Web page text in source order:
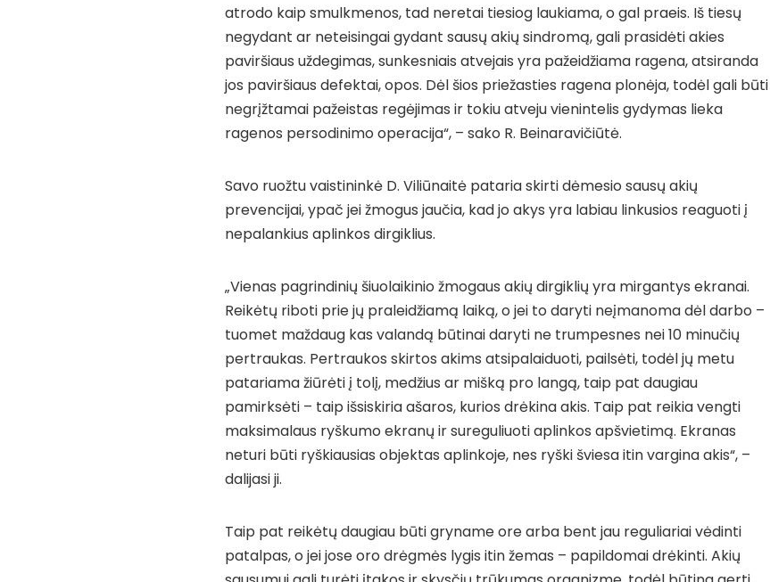
atrodo kaip smulkmenos, tad neretai tiesiog laukiama, o gal praeis. Iš tiesų
negydant ar neteisingai gydant sausų akių sindromą, gali prasidėti akies
paviršiaus uždegimas, sunkesniais atvejais yra pažeidžiama ragena, atsiranda
jos paviršiaus defektai, opos. Dėl šios priežasties ragena plonėja, todėl gali būti
negrįžtamai pažeistas regėjimas ir tokiu atveju vienintelis gydymas lieka
ragenos persodinimo operacija“, – sako R. Beinaravičiūtė.
Savo ruožtu vaistininkė D. Viliūnaitė pataria skirti dėmesio sausų akių
prevencijai, ypač jei žmogus jaučia, kad jo akys yra labiau linkusios reaguoti į
nepalankius aplinkos dirgiklius.
„Vienas pagrindinių šiuolaikinio žmogaus akių dirgiklių yra mirgantys ekranai.
Reikėtų riboti prie jų praleidžiamą laiką, o jei to daryti neįmanoma dėl darbo –
tuomet maždaug kas valandą būtinai daryti ne trumpesnes nei 10 minučių
pertraukas. Pertraukos skirtos akims atsipalaiduoti, pailsėti, todėl jų metu
patariama žiūrėti į tolį, medžius ar mišką pro langą, taip pat daugiau
pamirksėti – taip išsiskiria ašaros, kurios drėkina akis. Taip pat reikia vengti
maksimalaus ryškumo ekranų ir sureguliuoti aplinkos apšvietimą. Ekranas
neturi būti ryškiausias objektas aplinkoje, nes ryški šviesa itin vargina akis“, –
dalijasi ji.
Taip pat reikėtų daugiau būti gryname ore arba bent jau reguliariai vėdinti
patalpas, o jei jose oro drėgmės lygis itin žemas – papildomai drėkinti. Akių